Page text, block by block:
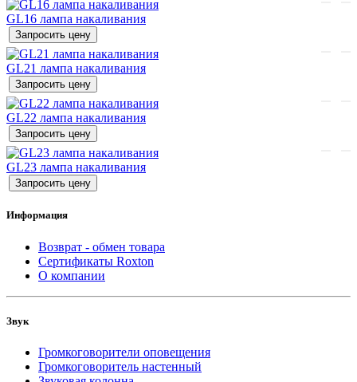
GL16 лампа накаливания
Запросить цену
GL21 лампа накаливания
Запросить цену
GL22 лампа накаливания
Запросить цену
GL23 лампа накаливания
Запросить цену
Информация
Возврат - обмен товара
Сертификаты Roxton
О компании
Звук
Громкоговорители оповещения
Громкоговоритель настенный